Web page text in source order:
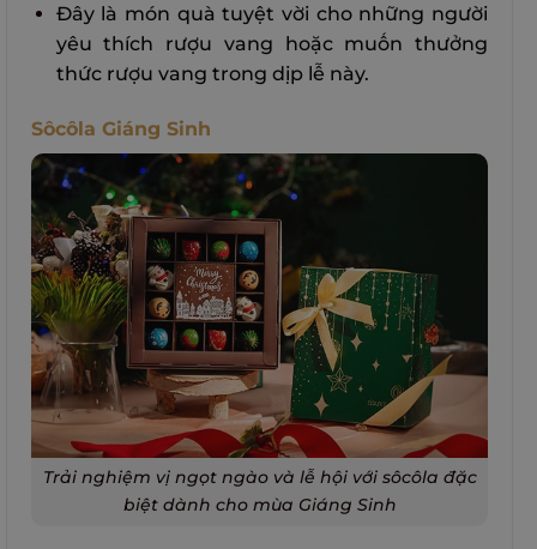
Đây là món quà tuyệt vời cho những người
yêu thích rượu vang hoặc muốn thưởng
thức rượu vang trong dịp lễ này.
Sôcôla Giáng Sinh
Trải nghiệm vị ngọt ngào và lễ hội với sôcôla đặc
biệt dành cho mùa Giáng Sinh